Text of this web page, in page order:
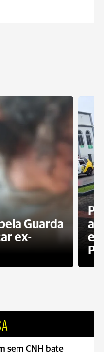
Guarda
ex-
sem CNH bate